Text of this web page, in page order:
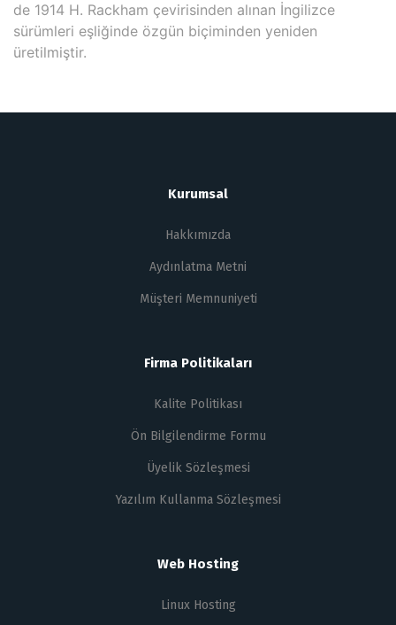
de 1914 H. Rackham çevirisinden alınan İngilizce
sürümleri eşliğinde özgün biçiminden yeniden
üretilmiştir.
Kurumsal
Hakkımızda
Aydınlatma Metni
Müşteri Memnuniyeti
Firma Politikaları
Kalite Politikası
Ön Bilgilendirme Formu
Üyelik Sözleşmesi
Yazılım Kullanma Sözleşmesi
Web Hosting
Linux Hosting